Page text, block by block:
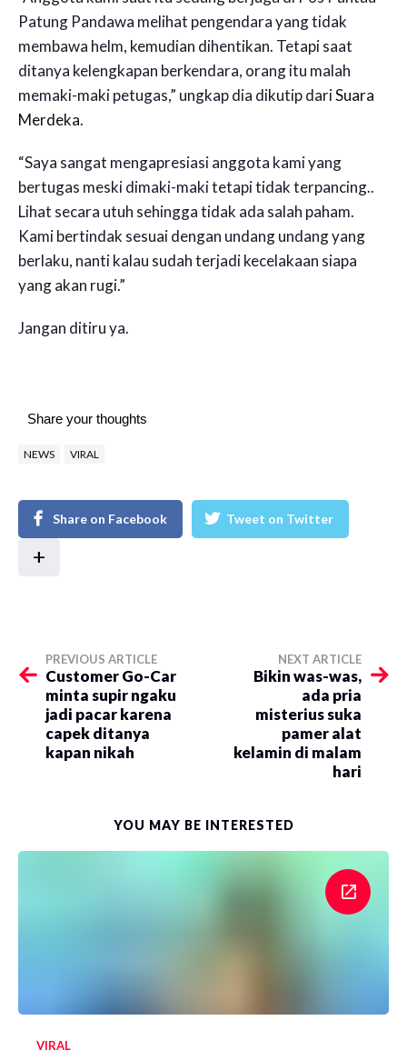
Patung Pandawa melihat pengendara yang tidak
membawa helm, kemudian dihentikan. Tetapi saat
ditanya kelengkapan berkendara, orang itu malah
memaki-maki petugas,” ungkap dia dikutip dariSuara
Merdeka.
“Saya sangat mengapresiasi anggota kami yang
bertugas meski dimaki-maki tetapi tidak terpancing..
Lihat secara utuh sehingga tidak ada salah paham.
Kami bertindak sesuai dengan undang undang yang
berlaku, nanti kalau sudah terjadi kecelakaan siapa
yang akan rugi.”
Jangan ditiru ya.
Share your thoughts
NEWS VIRAL
Share on Facebook Tweet on Twitter
+
PREVIOUS ARTICLE
Customer Go-Car
minta supir ngaku
jadi pacar karena
capek ditanya
kapan nikah
NEXT ARTICLE
Bikin was-was,
ada pria
misterius suka
pamer alat
kelamin di malam
hari
YOU MAY BE INTERESTED
VIRAL